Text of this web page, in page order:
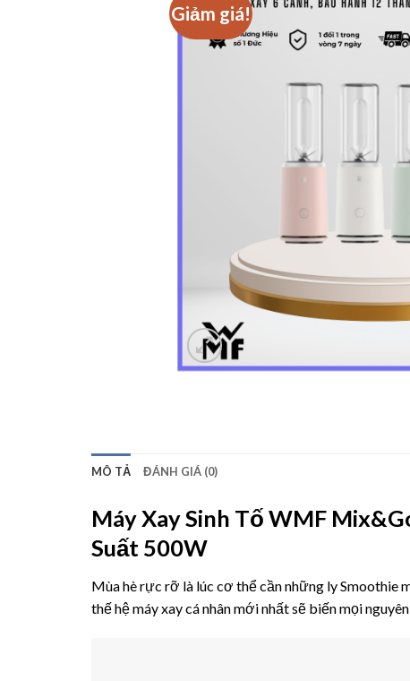
Giảm giá!
MÔ TẢ ĐÁNH GIÁ (0)
Máy Xay Sinh Tố WMF
Suất 500W
Mùa hè rực rỡ là lúc cơ thể cần những ly Smoothie
thế hệ máy xay cá nhân mới nhất sẽ biến mọi